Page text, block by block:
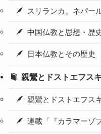
スリランカ、ネパー
中国仏教と思想・歴
日本仏教とその歴史
親鸞とドストエフス
親鸞とドストエフス
連載「『カラマーゾ